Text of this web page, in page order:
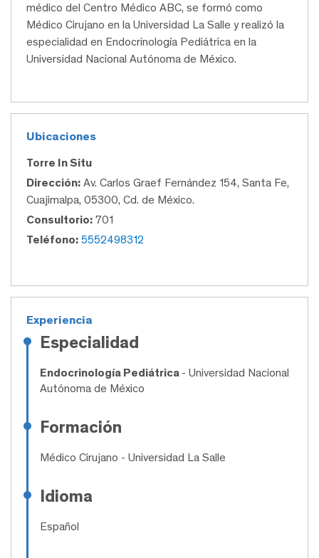
médico del Centro Médico ABC, se formó como
Médico Cirujano en la Universidad La Salle y realizó la
especialidad en Endocrinología Pediátrica en la
Universidad Nacional Autónoma de México.
Ubicaciones
Torre In Situ
Dirección: Av. Carlos Graef Fernández 154, Santa Fe,
Cuajimalpa, 05300, Cd. de México.
Consultorio: 701
Teléfono: 5552498312
Experiencia
Especialidad
Endocrinología Pediátrica - Universidad Nacional
Autónoma de México
Formación
Médico Cirujano - Universidad La Salle
Idioma
Español